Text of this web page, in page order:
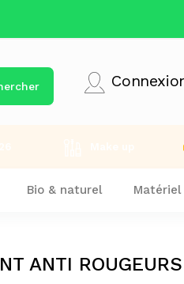
Bio & naturel
ANTI